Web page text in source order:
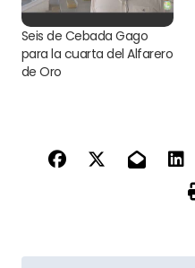
Seis de Cebada Gago
para la cuarta del Alfarero
de Oro